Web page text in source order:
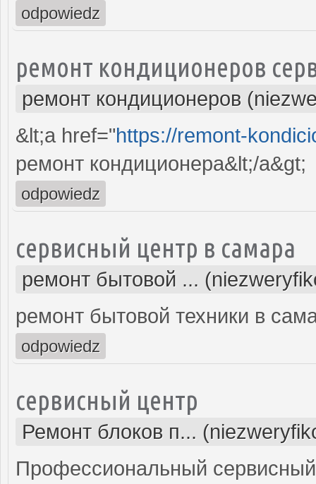
odpowiedz
ремонт кондиционеров
ремонт кондиционеров
&lt;a href="https://remont-
ремонт кондиционера&lt;/a&gt;
odpowiedz
сервисный центр в самара
ремонт бытовой ...
ремонт бытовой техники в
odpowiedz
сервисный центр
Ремонт блоков п...
Профессиональный